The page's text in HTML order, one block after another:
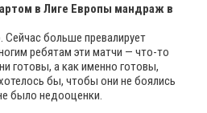
в Лиге Европы мандраж в
больше превалирует
ребятам эти матчи — что-то
готовы, а как именно готовы,
бы, чтобы они не боялись
было недооценки.